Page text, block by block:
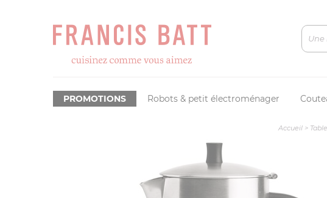
Robots & petit électroménager
PROMOTIONS
Accueil > Table